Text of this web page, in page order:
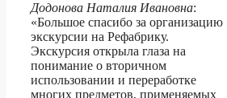
Додонова Наталия Ивановна:
«Большое спасибо за организацию
экскурсии на Рефабрику.
Экскурсия открыла глаза на
понимание о вторичном
использовании и переработке
многих предметов, применяемых